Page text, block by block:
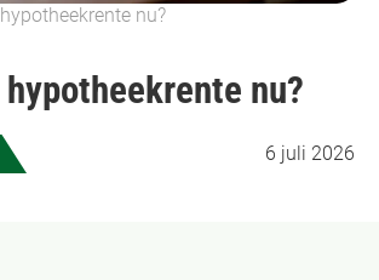
nu?
nu?
6 juli 2026